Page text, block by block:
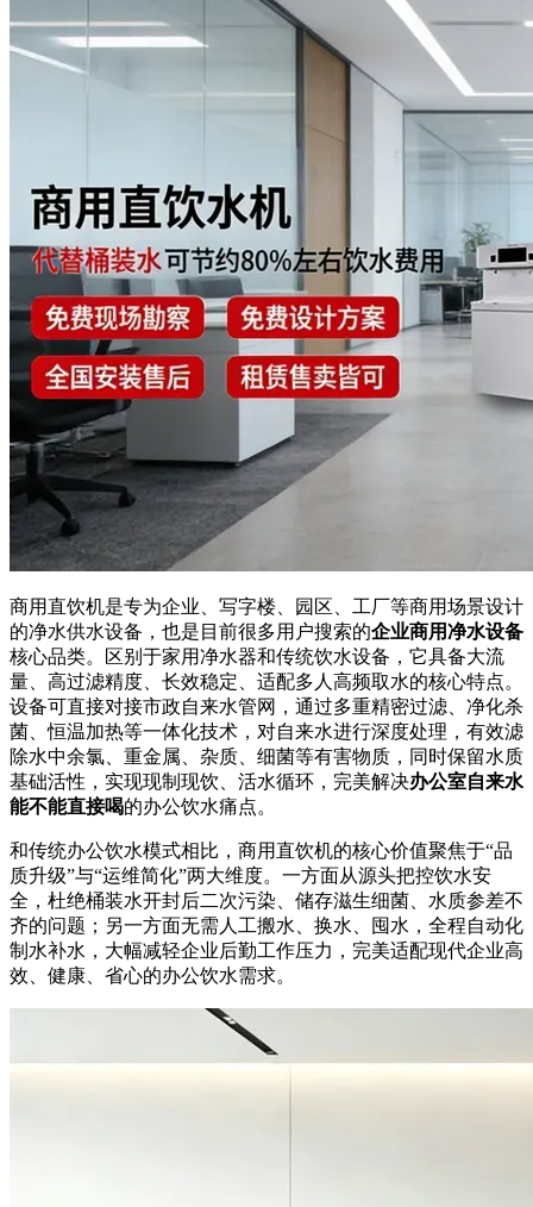
商用直饮机是专为企业、写字楼、园区、工厂等商用场景设计
的净水供水设备，也是目前很多用户搜索的企业商用净水设备
核心品类。区别于家用净水器和传统饮水设备，它具备大流
量、高过滤精度、长效稳定、适配多人高频取水的核心特点。
设备可直接对接市政自来水管网，通过多重精密过滤、净化杀
菌、恒温加热等一体化技术，对自来水进行深度处理，有效滤
除水中余氯、重金属、杂质、细菌等有害物质，同时保留水质
基础活性，实现现制现饮、活水循环，完美解决办公室自来水
能不能直接喝的办公饮水痛点。
和传统办公饮水模式相比，商用直饮机的核心价值聚焦于“品
质升级”与“运维简化”两大维度。一方面从源头把控饮水安
全，杜绝桶装水开封后二次污染、储存滋生细菌、水质参差不
齐的问题；另一方面无需人工搬水、换水、囤水，全程自动化
制水补水，大幅减轻企业后勤工作压力，完美适配现代企业高
效、健康、省心的办公饮水需求。